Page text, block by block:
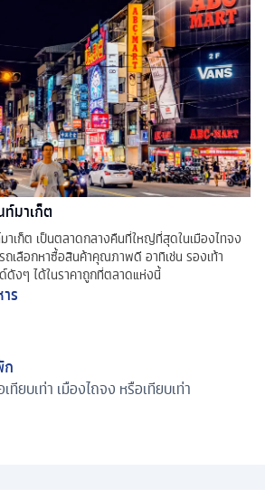
มาเก็ต
าเก็ต เป็นตลาดกลางคืนที่ใหญ่ที่สุดในเมืองไทจง
ถเลือกหาซื้อสินค้าคุณภาพดี อาทิเช่น รองเท้า
ดังๆ ได้ในราคาถูกที่ตลาดแห่งนี้
ร
ก
ทียบเท่า เมืองไถจง หรือเทียบเท่า